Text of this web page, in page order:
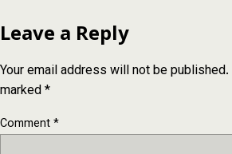
Leave a Reply
Your email address will not be published.
marked*
Comment*